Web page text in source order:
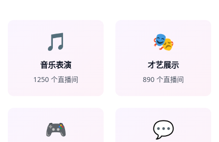
🎵
音乐表演
1250 个直播间
🎭
才艺展示
890 个直播间
🎮 💬